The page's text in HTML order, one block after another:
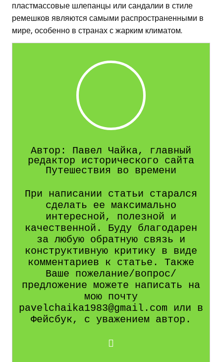
пластмассовые шлепанцы или сандалии в стиле
ремешков являются самыми распространенными в
мире, особенно в странах с жарким климатом.
Автор: Павел Чайка, главный
редактор исторического сайта
Путешествия во времени
При написании статьи старался
сделать ее максимально
интересной, полезной и
качественной. Буду благодарен
за любую обратную связь и
конструктивную критику в виде
комментариев к статье. Также
Ваше пожелание/вопрос/
предложение можете написать на
мою почту
pavelchaika1983@gmail.com или в
Фейсбук, с уважением автор.